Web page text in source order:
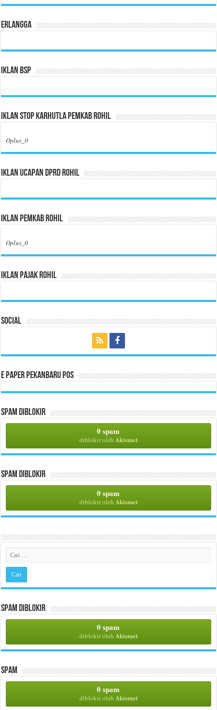
Erlangga
Iklan BSP
Iklan Stop Karhutla Pemkab Rohil
Oplus_0
Iklan Ucapan DPRD Rohil
Iklan Pemkab Rohil
Oplus_0
Iklan Pajak Rohil
Social
E Paper Pekanbaru Pos
Spam Diblokir
0 spam
diblokir oleh Akismet
Spam Diblokir
0 spam
diblokir oleh Akismet
Spam Diblokir
0 spam
diblokir oleh Akismet
Spam
0 spam
diblokir oleh Akismet